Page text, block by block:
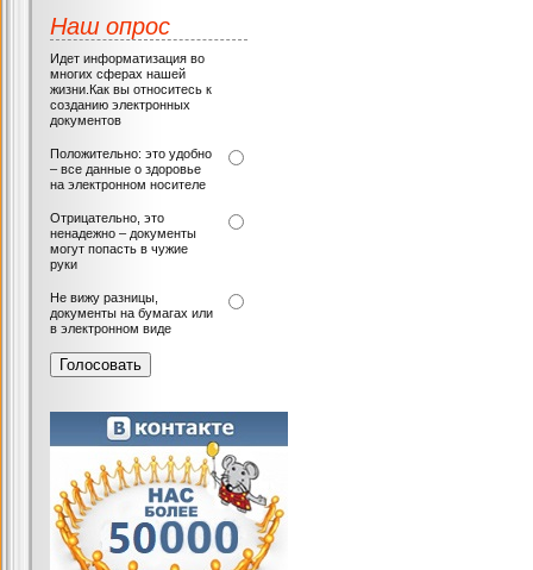
Наш опрос
Идет информатизация во
многих сферах нашей
жизни.Как вы относитесь к
созданию электронных
документов
Положительно: это удобно
– все данные о здоровье
на электронном носителе
Отрицательно, это
ненадежно – документы
могут попасть в чужие
руки
Не вижу разницы,
документы на бумагах или
в электронном виде